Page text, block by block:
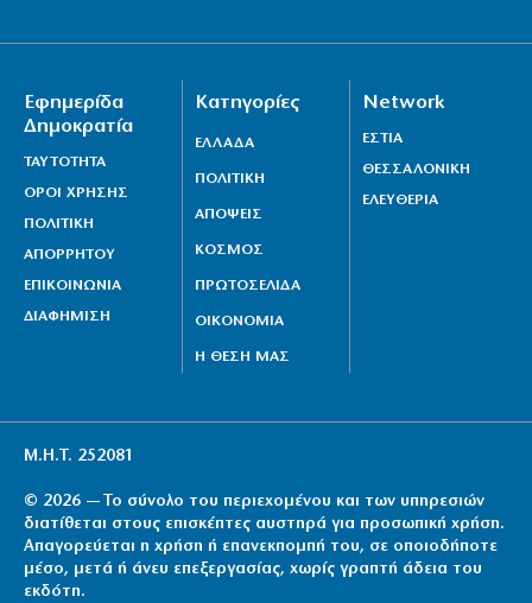
Εφημερίδα
Δημοκρατία
ΤΑΥΤΟΤΗΤΑ
ΟΡΟΙ ΧΡΗΣΗΣ
ΠΟΛΙΤΙΚΗ
ΑΠΟΡΡΗΤΟΥ
ΕΠΙΚΟΙΝΩΝΙΑ
ΔΙΑΦΗΜΙΣΗ
Κατηγορίες
ΕΛΛΑΔΑ
ΠΟΛΙΤΙΚΗ
ΑΠΟΨΕΙΣ
ΚΟΣΜΟΣ
ΠΡΩΤΟΣΕΛΙΔΑ
ΟΙΚΟΝΟΜΙΑ
Η ΘΕΣΗ ΜΑΣ
Network
ΕΣΤΙΑ
ΘΕΣΣΑΛΟΝΙΚΗ
ΕΛΕΥΘΕΡΙΑ
Μ.Η.Τ. 252081
© 2026 — Το σύνολο του περιεχομένου και των υπηρεσιών
διατίθεται στους επισκέπτες αυστηρά για προσωπική χρήση.
Απαγορεύεται η χρήση ή επανεκπομπή του, σε οποιοδήποτε
μέσο, μετά ή άνευ επεξεργασίας, χωρίς γραπτή άδεια του
εκδότη.